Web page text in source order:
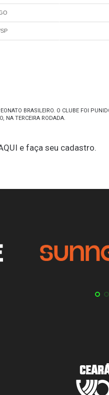
BRASILEIRO. O CLUBE FOI
NA TERCEIRA RODADA.
e faça seu cadastro.